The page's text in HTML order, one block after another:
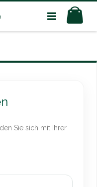
Sie sich mit Ihrer